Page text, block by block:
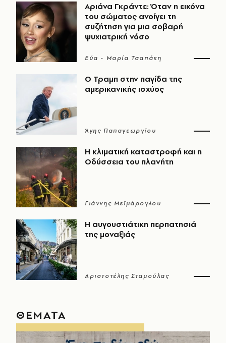
Αριάνα Γκράντε: Όταν η εικόνα
του σώματος ανοίγει τη
συζήτηση για μια σοβαρή
ψυχιατρική νόσο
Εύα - Μαρία Τσαπάκη
Ο Τραμπ στην παγίδα της
αμερικανικής ισχύος
Άγης Παπαγεωργίου
Η κλιματική καταστροφή και η
Οδύσσεια του πλανήτη
Γιάννης Μεϊμάρογλου
Η αυγουστιάτικη περπατησιά
της μοναξιάς
Αριστοτέλης Σταμούλας
ΘΕΜΑΤΑ